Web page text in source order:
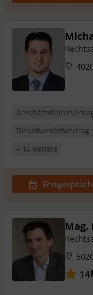
Dienstbarkeitsvertrag
+ 14 weitere
Erstgespräch
14